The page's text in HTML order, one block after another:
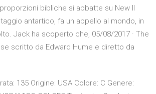
bibliche si abbatte su New Il
antartico, fa un appello al mondo, in
Jack ha scoperto che, 05/08/2017 · The
scritto da Edward Hume e diretto da
135 Origine: USA Colore: C Genere: